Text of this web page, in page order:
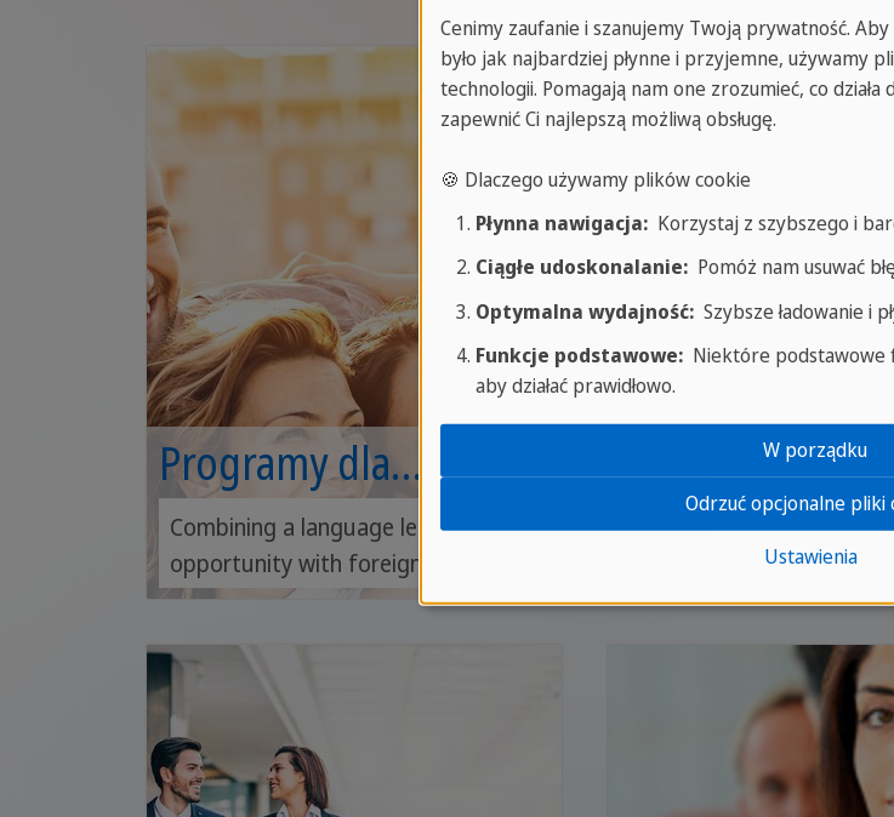
Programy dla
dorosłych
Combining a language learning
opportunity with foreign
cultures. Study Travel for 16+
Programy dla
młodzieży
Fun, safe and supervised
programs for 12-21 years
Cenimy zaufanie i szanujemy Twoją prywatność.
było jak najbardziej płynne i przyjemne, używamy
technologii. Pomagają nam one zrozumieć, co
zapewnić Ci najlepszą możliwą obsługę.
🍪 Dlaczego używamy plików cookie
Płynna nawigacja:Korzystaj z szybszego i
Ciągłe udoskonalanie:Pomóż nam usuwać
Optymalna wydajność:Szybsze ładowanie i
Funkcje podstawowe:Niektóre podstawowe
aby działać prawidłowo.
Ustawienia
Odrzuć opcjonalne pliki
W porządku